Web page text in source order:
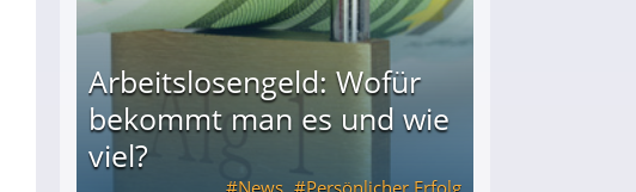
Arbeitslosengeld: Wofür
bekommt man es und wie
viel?
News Persönlicher Erfolg